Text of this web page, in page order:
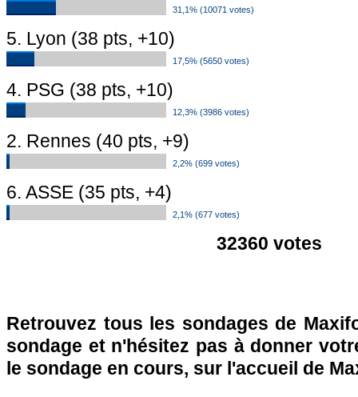
31,1% (10071 votes)
5. Lyon (38 pts, +10)
17,5% (5650 votes)
4. PSG (38 pts, +10)
12,3% (3986 votes)
2. Rennes (40 pts, +9)
2,2% (699 votes)
6. ASSE (35 pts, +4)
2,1% (677 votes)
32360 votes
Retrouvez tous les sondages de
sondage et n'hésitez pas à donner
le sondage en cours, sur l'accueil de